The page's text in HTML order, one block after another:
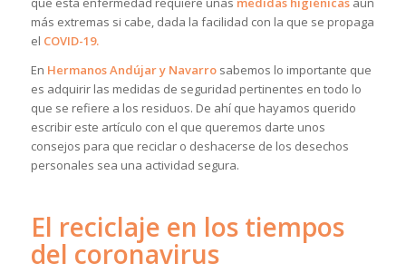
más extremas si cabe, dada la facilidad con la que se propaga
el COVID-19.
En Hermanos Andújar y Navarro sabemos lo importante que
es adquirir las medidas de seguridad pertinentes en todo lo
que se refiere a los residuos. De ahí que hayamos querido
escribir este artículo con el que queremos darte unos
consejos para que reciclar o deshacerse de los desechos
personales sea una actividad segura.
El reciclaje en los tiempos
del coronavirus